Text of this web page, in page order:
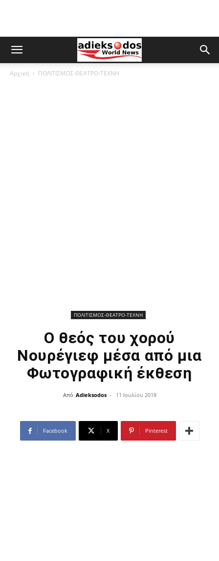
Αρχική ΠΟΛΙΤΙΣΜΟΣ-ΘΕΑΤΡΟ-ΤΕΧΝΗ
ΠΟΛΙΤΙΣΜΟΣ-ΘΕΑΤΡΟ-ΤΕΧΝΗ
Ο θεός του χορού
Νουρέγιεφ μέσα από μια
Φωτογραφική έκθεση
Από Adieksodos - 11 Ιουλίου 2018
Facebook X Pinterest